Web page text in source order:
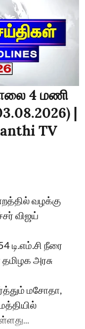
4 மணி
|
TV
வழக்கு
விஜய்
டி.எம்.சி நீரை
அரசு
மசோதா,